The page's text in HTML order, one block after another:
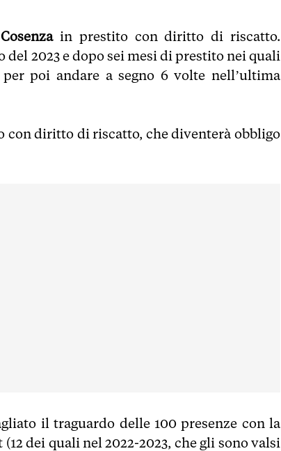
in prestito con diritto di riscatto.
2023 e dopo sei mesi di prestito nei quali
poi andare a segno 6 volte nell’ultima
con diritto di riscatto, che diventerà obbligo
il traguardo delle 100 presenze con la
dei quali nel 2022-2023, che gli sono valsi